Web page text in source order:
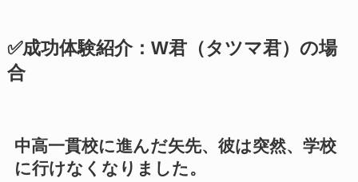
✅成功体験紹介：W君（タツマ君）の場
合
中高一貫校に進んだ矢先、彼は突然、学校
に行けなくなりました。